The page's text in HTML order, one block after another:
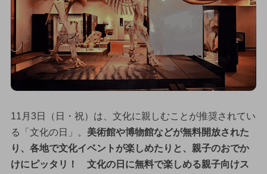
11月3日（日・祝）は、文化に親しむことが推奨されてい
る「文化の日」。 美術館や博物館などが無料開放された
り、各地で文化イベントが楽しめたりと、親子のおでか
けにピッタリ！ 文化の日に無料で楽しめる親子向けス